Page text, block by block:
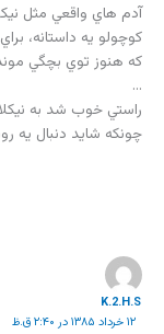
آدم هاي واقعي مثل
کوچولو يه داستانه،
که هنوز توي بچگي
…
راستي خوب شد به
چونکه شايد دنبال يه
K.2.H.S
۱۲ خرداد ۱۳۸۵ در ۲:۴۰ ق.ظ